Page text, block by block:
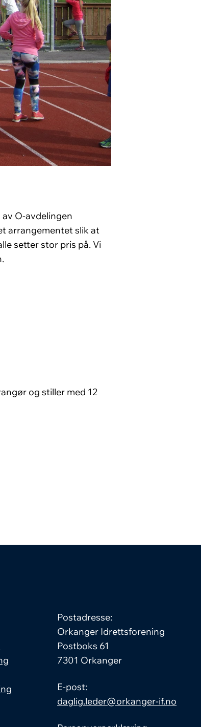
O-avdelingen
arrangementet slik at
setter stor pris på. Vi
og stiller med 12
Postadresse:
Orkanger Idrettsforening
Postboks 61
7301 Orkanger
E-post:
daglig.leder@orkanger-if.no